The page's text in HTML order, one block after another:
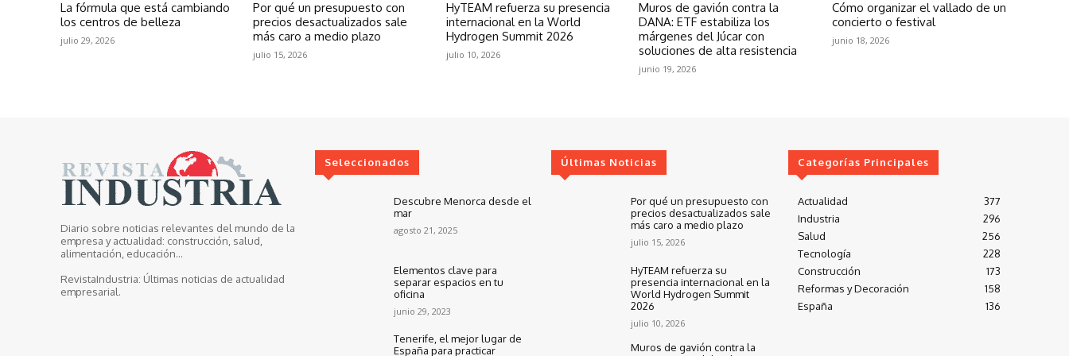
La fórmula que está cambiando
los centros de belleza
julio 29, 2026
Por qué un presupuesto con
precios desactualizados sale
más caro a medio plazo
julio 15, 2026
HyTEAM refuerza su presencia
internacional en la World
Hydrogen Summit 2026
julio 10, 2026
Muros de gavión contra la
DANA: ETF estabiliza los
márgenes del Júcar con
soluciones de alta resistencia
junio 19, 2026
Cómo organizar el vallado de un
concierto o festival
junio 18, 2026
Diario sobre noticias relevantes del mundo de la
empresa y actualidad: construcción, salud,
alimentación, educación...
RevistaIndustria: Últimas noticias de actualidad
empresarial.
Seleccionados
Descubre Menorca desde el
mar
agosto 21, 2025
Elementos clave para
separar espacios en tu
oficina
junio 29, 2023
Tenerife, el mejor lugar de
España para practicar
Últimas Noticias
Por qué un presupuesto con
precios desactualizados sale
más caro a medio plazo
julio 15, 2026
HyTEAM refuerza su
presencia internacional en la
World Hydrogen Summit
2026
julio 10, 2026
Muros de gavión contra la
Categorías Principales
Actualidad
377
Industria
296
Salud
256
Tecnología
228
Construcción
173
Reformas y Decoración
158
España
136